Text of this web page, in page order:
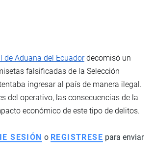
de Aduana del Ecuadordecomisó un
falsificadas de la Selección
ingresar al país de manera ilegal.
del operativo, las consecuencias de la
económico de este tipo de delitos.
SESIÓN o REGISTRESE para enviar